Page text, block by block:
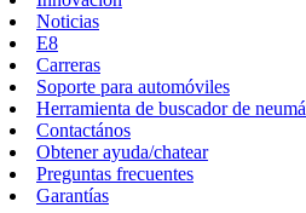
Noticias
E8
Carreras
Soporte para automóviles
Herramienta de buscador de
Contactános
Obtener ayuda/chatear
Preguntas frecuentes
Garantías